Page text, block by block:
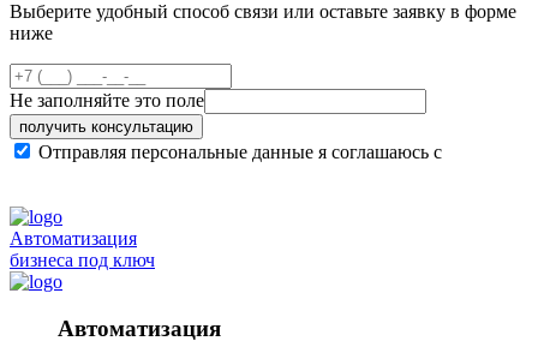
Выберите удобный способ связи или оставьте заявку в форме
ниже
Не заполняйте это поле
получить консультацию
Отправляя персональные данные я соглашаюсь с
Автоматизация
бизнеса под ключ
Автоматизация